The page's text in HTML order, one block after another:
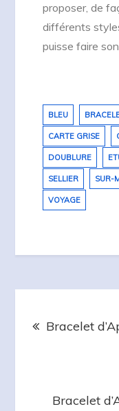
proposer, de
différents
puisse faire
BLEU
CARTE GRISE
DOUBLURE
SELLIER SUR-
VOYAGE
de
l’article
Bracelet
Bracelet